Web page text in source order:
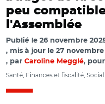
peu
l'Assemblée
Publié le 26 novembre
mis à jour le 27 novembre
par Caroline Megglé,
Santé, Finances et fiscalité, Social